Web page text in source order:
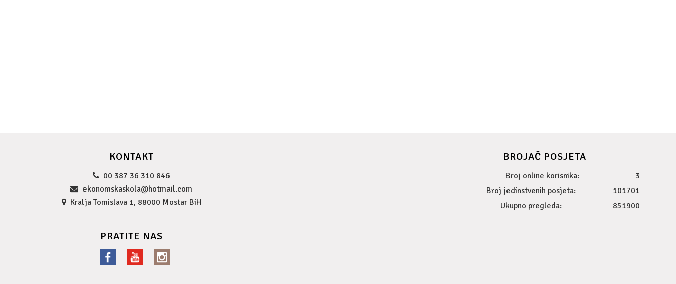
KONTAKT
00 387 36 310 846
ekonomskaskola@hotmail.com
Kralja Tomislava 1, 88000 Mostar BiH
PRATITE NAS
BROJAČ POSJETA
Broj online korisnika:
3
Broj jedinstvenih posjeta:
101701
Ukupno pregleda:
851900